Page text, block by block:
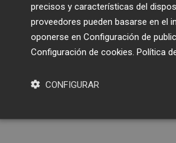
precisos y características del
proveedores pueden basarse en el
oponerse en Configuración de
Configuración de cookies Política
CONFIGURAR